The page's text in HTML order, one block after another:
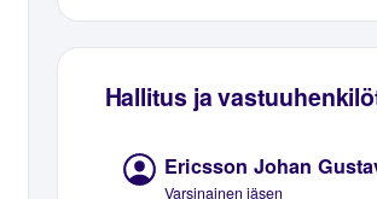
Hallitus ja
Ericsson Johan
Varsinainen jäsen